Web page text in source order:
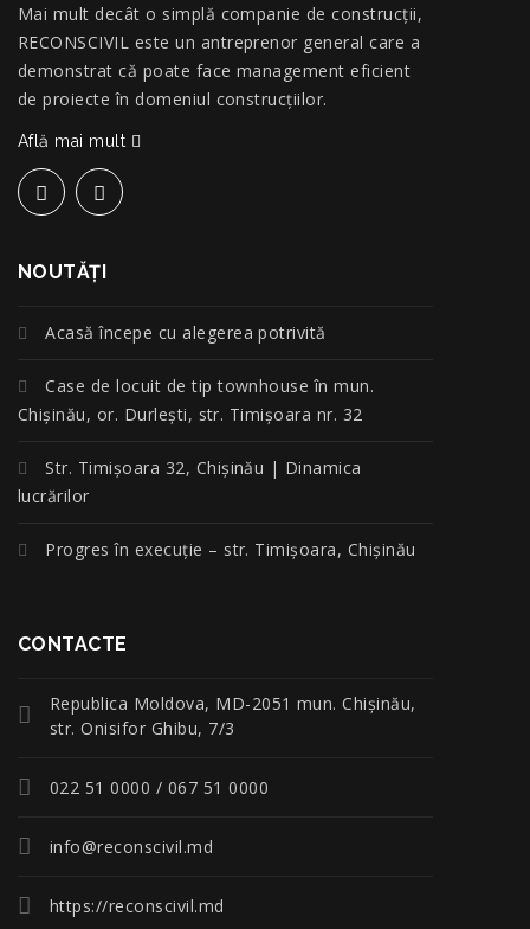
Mai mult decât o simplă companie de construcţii,
RECONSCIVIL este un antreprenor general care a
demonstrat că poate face management eficient
de proiecte în domeniul construcțiilor.
Află mai mult
NOUTĂŢI
Acasă începe cu alegerea potrivită
Case de locuit de tip townhouse în mun.
Chișinău, or. Durlești, str. Timișoara nr. 32
Str. Timișoara 32, Chișinău | Dinamica
lucrărilor
Progres în execuție – str. Timișoara, Chișinău
CONTACTE
Republica Moldova, MD-2051 mun. Chişinău,
str. Onisifor Ghibu, 7/3
022 51 0000 / 067 51 0000
info@reconscivil.md
https://reconscivil.md